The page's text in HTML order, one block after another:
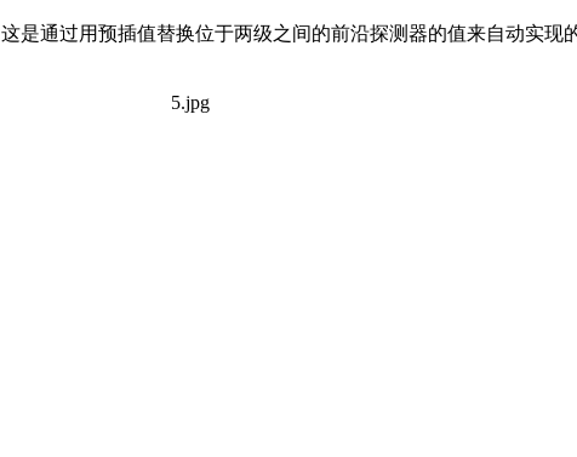
是通过用预插值替换位于两级之间的前沿探测器的值来自动实现